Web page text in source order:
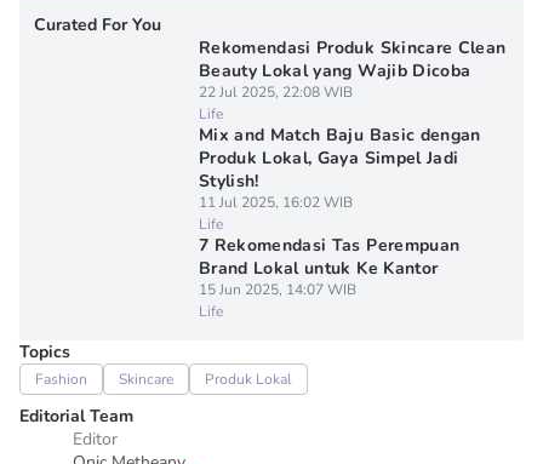
Curated For You
Rekomendasi Produk Skincare Clean
Beauty Lokal yang Wajib Dicoba
22 Jul 2025, 22:08 WIB
Life
Mix and Match Baju Basic dengan
Produk Lokal, Gaya Simpel Jadi
Stylish!
11 Jul 2025, 16:02 WIB
Life
7 Rekomendasi Tas Perempuan
Brand Lokal untuk Ke Kantor
15 Jun 2025, 14:07 WIB
Life
Topics
Fashion Skincare Produk Lokal
Editorial Team
Editor